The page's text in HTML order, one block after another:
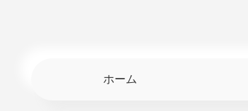
ホーム